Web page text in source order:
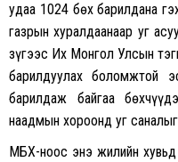
удаа 1024 бөх барилдана
газрын хуралдаанаар уг
зүгээс Их Монгол Улсын
барилдуулах боломжтой
барилдаж байгаа
наадмын хороонд уг
МҮБХ-ноос энэ жилийн